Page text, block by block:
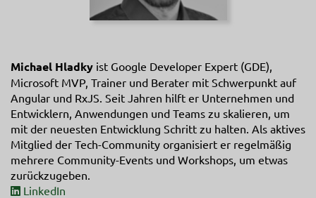
Michael Hladky ist Google Developer Expert (GDE),
Microsoft MVP, Trainer und Berater mit Schwerpunkt auf
Angular und RxJS. Seit Jahren hilft er Unternehmen und
Entwicklern, Anwendungen und Teams zu skalieren, um
mit der neuesten Entwicklung Schritt zu halten. Als aktives
Mitglied der Tech-Community organisiert er regelmäßig
mehrere Community-Events und Workshops, um etwas
zurückzugeben.
LinkedIn